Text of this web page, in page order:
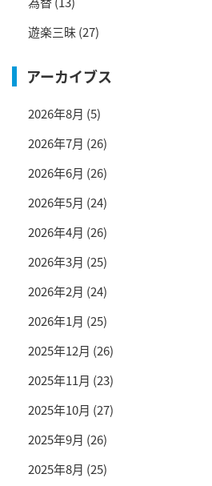
遊楽三昧(27)
アーカイブス
2026年8月 (5)
2026年7月 (26)
2026年6月 (26)
2026年5月 (24)
2026年4月 (26)
2026年3月 (25)
2026年2月 (24)
2026年1月 (25)
2025年12月 (26)
2025年11月 (23)
2025年10月 (27)
2025年9月 (26)
2025年8月 (25)